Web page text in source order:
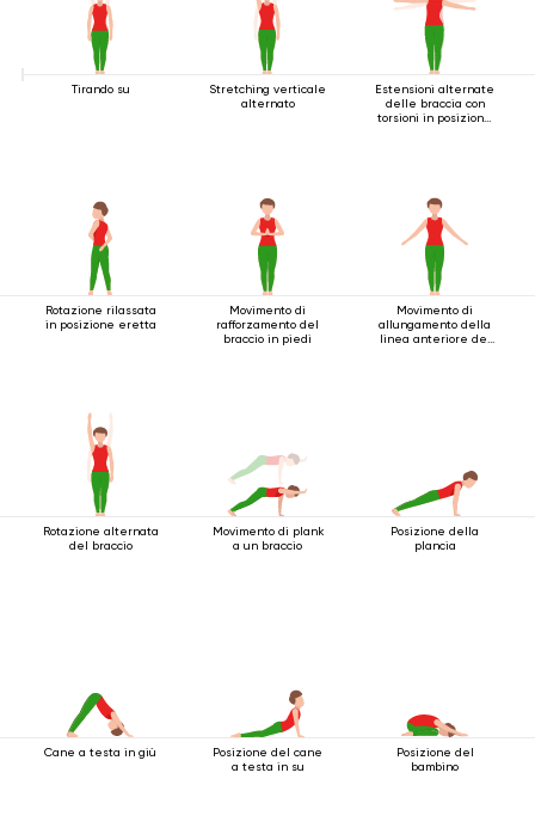
Tirando su
Stretching verticale
alternato
Estensioni alternate
delle braccia con
torsioni in posizione
Rotazione rilassata
in posizione eretta
Movimento di
rafforzamento del
braccio in piedi
Movimento di
allungamento della
linea anteriore del
Rotazione alternata
del braccio
Movimento di plank
a un braccio
Posizione della
plancia
Cane a testa in giù
Posizione del cane
a testa in su
Posizione del
bambino